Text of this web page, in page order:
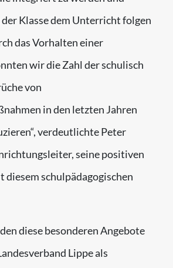
Klasse dem Unterricht folgen
das Vorhalten einer
wir die Zahl der schulisch
von
in den letzten Jahren
verdeutlichte Peter
seine positiven
diesem schulpädagogischen
diese besonderen Angebote
Lippe als